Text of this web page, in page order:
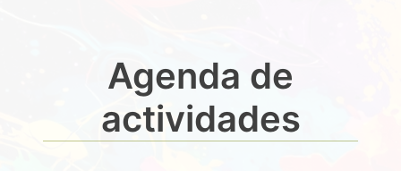
Agenda de
actividades